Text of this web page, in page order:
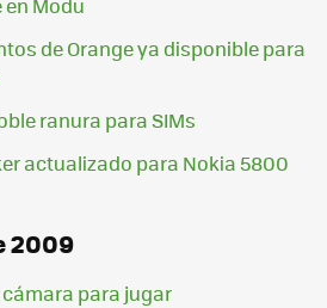
Modu
de Orange ya disponible para
ranura para SIMs
actualizado para Nokia 5800
2009
para jugar